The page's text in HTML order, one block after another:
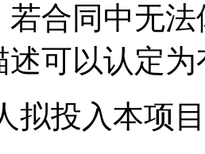
若合同中无
述可以认定
拟投入本项